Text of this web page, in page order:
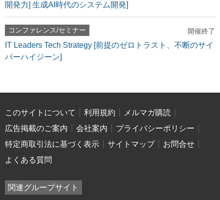
開発力] 生成AI時代のシステム開発]
コンファレンス/セミナー 開催終了
IT Leaders Tech Strategy [前提のゼロトラスト、不断のサイ
バーハイジーン]
このサイトについて 利用規約
メルマガ購読
広告掲載のご案内
会社案内
プライバシーポリシー
特定商取引法に基づく表示
サイトマップ
お問合せ
よくある質問
関連グループサイト